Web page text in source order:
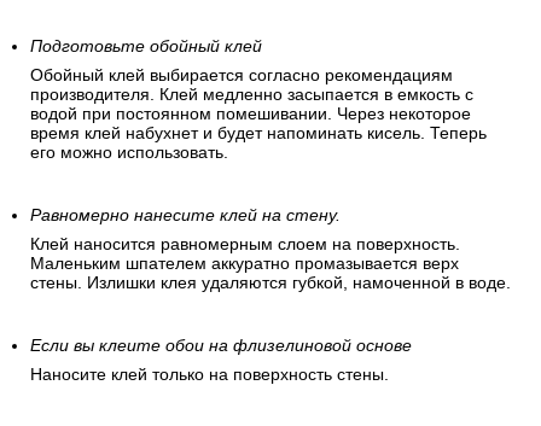
Подготовьте обойный клей
Обойный клей выбирается согласно рекомендациям
производителя. Клей медленно засыпается в емкость с
водой при постоянном помешивании. Через некоторое
время клей набухнет и будет напоминать кисель. Теперь
его можно использовать.
Равномерно нанесите клей на стену.
Клей наносится равномерным слоем на поверхность.
Маленьким шпателем аккуратно промазывается верх
стены. Излишки клея удаляются губкой, намоченной в воде.
Если вы клеите обои на флизелиновой основе
Наносите клей только на поверхность стены.